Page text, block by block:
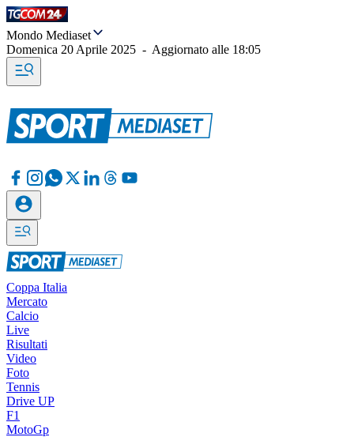
Mondo Mediaset
Domenica 20 Aprile 2025 - Aggiornato alle 18:05
Coppa Italia
Mercato
Calcio
Live
Risultati
Video
Foto
Tennis
Drive UP
F1
MotoGp